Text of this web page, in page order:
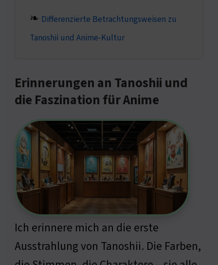
Differenzierte Betrachtungsweisen zu
Tanoshii und Anime-Kultur
Erinnerungen an Tanoshii und
die Faszination für Anime
Ich erinnere mich an die erste
Ausstrahlung von Tanoshii. Die Farben,